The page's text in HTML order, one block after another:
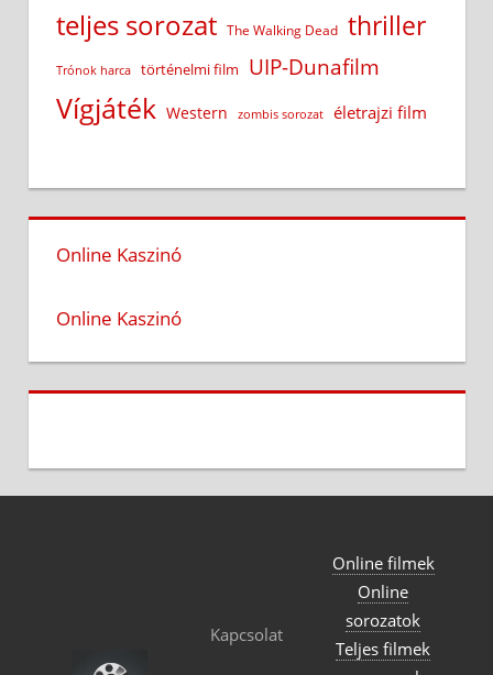
teljes sorozat The Walking Dead thriller
Trónok harca történelmi film UIP-Dunafilm
Vígjáték Western zombis sorozat életrajzi film
Online Kaszinó
Online Kaszinó
Kapcsolat
Online filmek
Online
sorozatok
Teljes filmek